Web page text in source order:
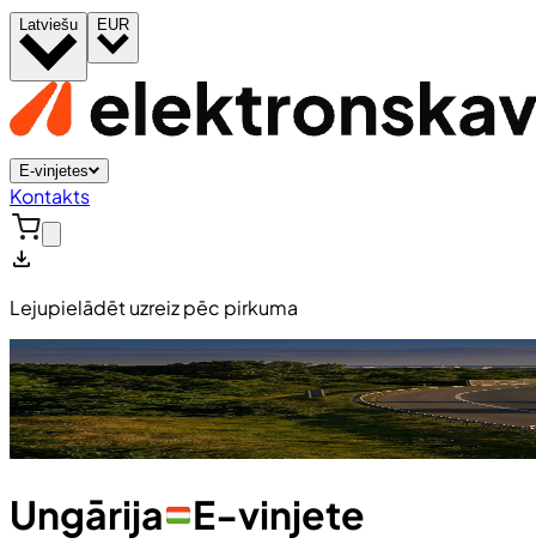
Latviešu EUR
E-vinjetes
Kontakts
Lejupielādēt uzreiz pēc pirkuma
Ungārija E-vinjete